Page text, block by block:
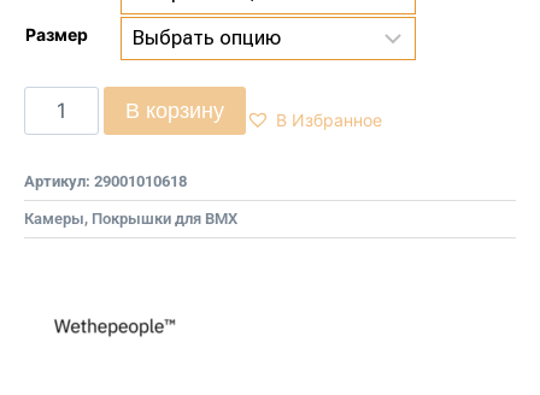
Размер
В корзину В Избранное
Артикул: 29001010618
Камеры, Покрышки для BMX